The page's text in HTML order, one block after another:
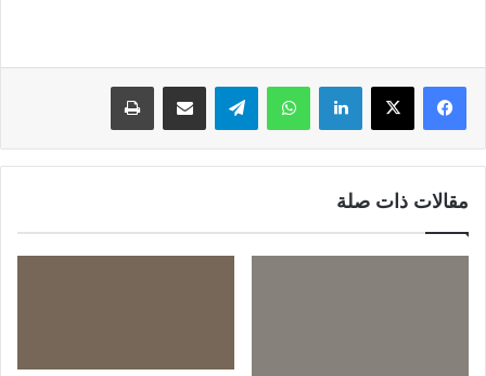
لينكدإن واتساب
مقالات ذات صلة